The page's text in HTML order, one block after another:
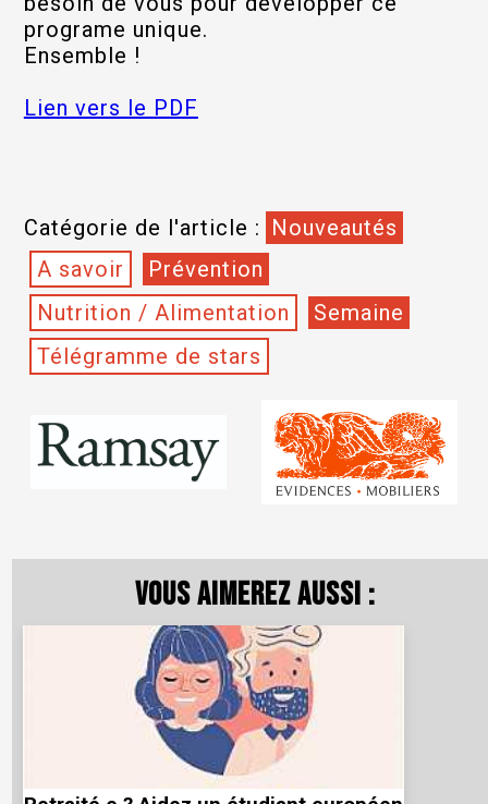
programe unique.
Ensemble !
Lien vers le PDF
Catégorie de l'article : Nouveautés
A savoir
Prévention
Nutrition / Alimentation
Semaine
Télégramme de stars
Vous aimerez aussi :